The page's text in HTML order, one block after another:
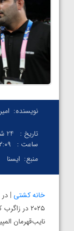
نویسنده:
تاریخ :
24 شهریور 1404
ساعت :
منبع: ایسنا
خانه کشتی |
۲۰۲۵ در
نایب‌قهرمان